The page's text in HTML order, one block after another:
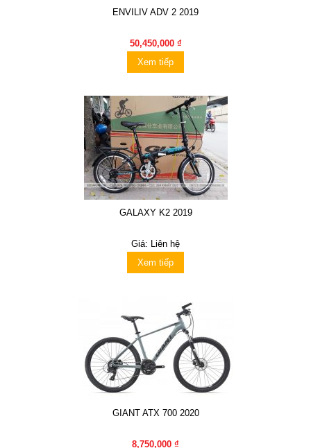
ENVILIV ADV 2 2019
50,450,000 ₫
Xem tiếp
GALAXY K2 2019
Giá: Liên hệ
Xem tiếp
GIANT ATX 700 2020
8,750,000 ₫